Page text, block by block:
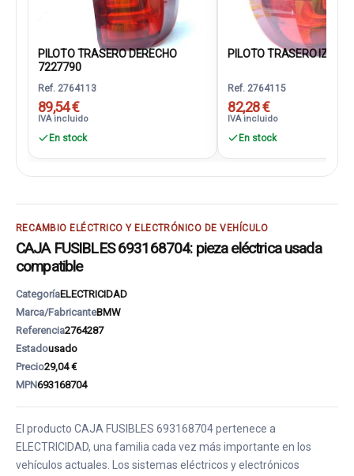
PILOTO TRASERO DERECHO
7227790
Ref. 2764113
89,54 €
IVA incluido
En stock
PILOTO TRASERO
Ref. 2764115
82,28 €
IVA incluido
En stock
RECAMBIO ELÉCTRICO Y ELECTRÓNICO DE VEHÍCULO
CAJA FUSIBLES 693168704: pieza eléctrica usada
compatible
CategoríaELECTRICIDAD
Marca/FabricanteBMW
Referencia2764287
Estadousado
Precio29,04 €
MPN693168704
El producto CAJA FUSIBLES 693168704 pertenece a
ELECTRICIDAD, una familia cada vez más importante en los
vehículos actuales. Los sistemas eléctricos y electrónicos